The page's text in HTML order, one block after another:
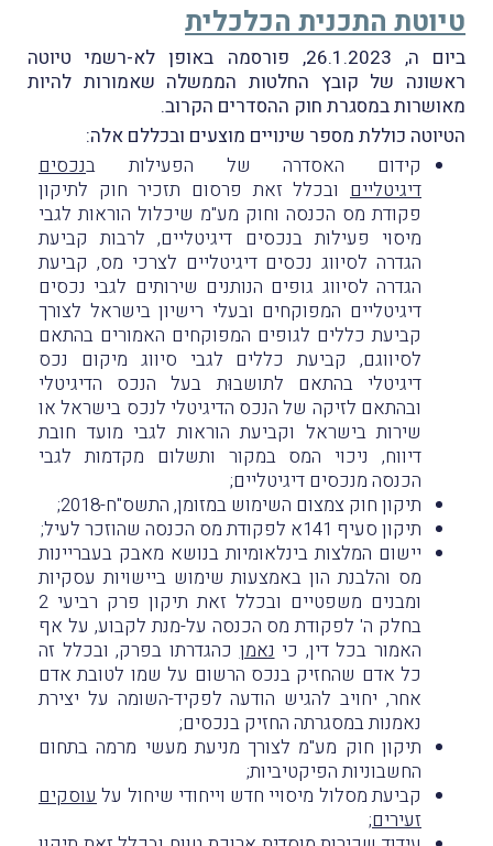
טיוטת התכנית הכלכלית
ביום ה, 26.1.2023, פורסמה באופן לא-רשמי טיוטה
ראשונה של קובץ החלטות הממשלה שאמורות להיות
מאושרות במסגרת חוק ההסדרים הקרוב.
הטיוטה כוללת מספר שינויים מוצעים ובכללם אלה:
קידום האסדרה של הפעילות בנכסים
דיגיטליים ובכלל זאת פרסום תזכיר חוק לתיקון
פקודת מס הכנסה וחוק מע"מ שיכלול הוראות לגבי
מיסוי פעילות בנכסים דיגיטליים, לרבות קביעת
הגדרה לסיווג נכסים דיגיטליים לצרכי מס, קביעת
הגדרה לסיווג גופים הנותנים שירותים לגבי נכסים
דיגיטליים המפוקחים ובעלי רישיון בישראל לצורך
קביעת כללים לגופים המפוקחים האמורים בהתאם
לסיווגם, קביעת כללים לגבי סיווג מיקום נכס
דיגיטלי בהתאם לתושבוּת בעל הנכס הדיגיטלי
ובהתאם לזיקה של הנכס הדיגיטלי לנכס בישראל או
שירות בישראל וקביעת הוראות לגבי מועד חובת
דיווח, ניכוי המס במקור ותשלום מקדמות לגבי
הכנסה מנכסים דיגיטליים;
תיקון חוק צמצום השימוש במזומן, התשס"ח-2018;
תיקון סעיף 141א לפקודת מס הכנסה שהוזכר לעיל;
יישום המלצות בינלאומיות בנושא מאבק בעבריינות
מס והלבנת הון באמצעות שימוש ביישויות עסקיות
ומבנים משפטיים ובכלל זאת תיקון פרק רביעי 2
בחלק ה' לפקודת מס הכנסה על-מנת לקבוע, על אף
האמור בכל דין, כי נאמן כהגדרתו בפרק, ובכלל זה
כל אדם שהחזיק בנכס הרשום על שמו לטובת אדם
אחר, יחויב להגיש הודעה לפקיד-השומה על יצירת
נאמנות במסגרתה החזיק בנכסים;
תיקון חוק מע"מ לצורך מניעת מעשי מרמה בתחום
החשבוניות הפיקטיביות;
קביעת מסלול מיסויי חדש וייחודי שיחול על עוסקים
זעירים;